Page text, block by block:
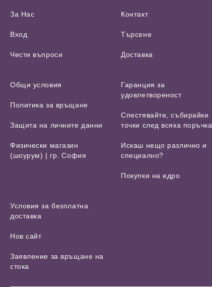
За Нас
Вход
Чести въпроси
Контакт
Търсене
Доставка
Общи условия
Политика за връщане
Защита на личните данни
Физически магазин
(шоурум) | гр. София
Гаранция за
удовлетвореност
Спестявайте, събирайки
точки след всяка поръчка.
Искаш нещо различно и
специално?
Покупки на едро
Условия за безплатна
доставка
Нов сайт
Заявление за връщане на
стока